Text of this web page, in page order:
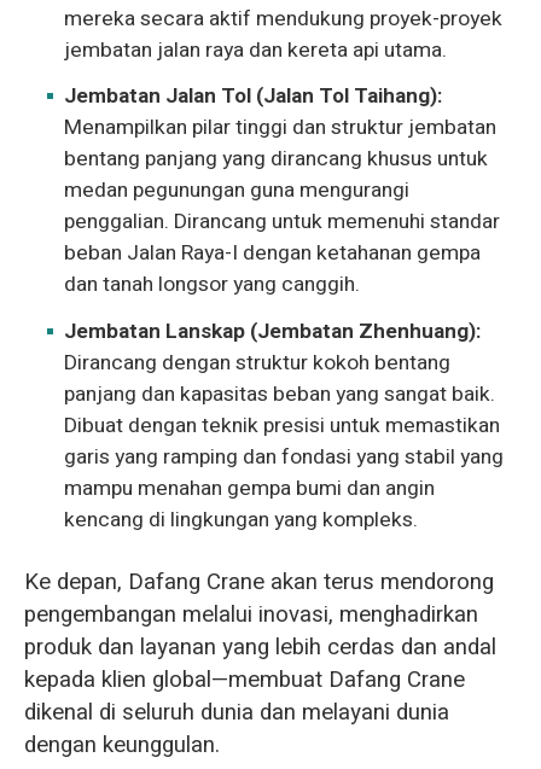
mereka secara aktif mendukung proyek-proyek
jembatan jalan raya dan kereta api utama.
Jembatan Jalan Tol (Jalan Tol Taihang):
Menampilkan pilar tinggi dan struktur jembatan
bentang panjang yang dirancang khusus untuk
medan pegunungan guna mengurangi
penggalian. Dirancang untuk memenuhi standar
beban Jalan Raya-I dengan ketahanan gempa
dan tanah longsor yang canggih.
Jembatan Lanskap (Jembatan Zhenhuang):
Dirancang dengan struktur kokoh bentang
panjang dan kapasitas beban yang sangat baik.
Dibuat dengan teknik presisi untuk memastikan
garis yang ramping dan fondasi yang stabil yang
mampu menahan gempa bumi dan angin
kencang di lingkungan yang kompleks.
Ke depan, Dafang Crane akan terus mendorong
pengembangan melalui inovasi, menghadirkan
produk dan layanan yang lebih cerdas dan andal
kepada klien global—membuat Dafang Crane
dikenal di seluruh dunia dan melayani dunia
dengan keunggulan.